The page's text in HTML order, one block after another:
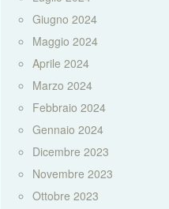
Giugno 2024
Maggio 2024
Aprile 2024
Marzo 2024
Febbraio 2024
Gennaio 2024
Dicembre 2023
Novembre 2023
Ottobre 2023